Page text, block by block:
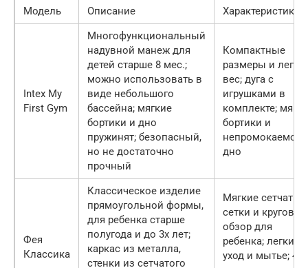
Модель Описание Характеристики
Intex My
First Gym
Многофункциональный
надувной манеж для
детей старше 8 мес.;
можно использовать в
виде небольшого
бассейна; мягкие
бортики и дно
пружинят; безопасный,
но не достаточно
прочный
Компактные
размеры и
вес; дуга с
игрушками в
комплекте;
бортики и
непромокаемое
дно
Фея
Классика
Классическое изделие
прямоугольной формы,
для ребенка старше
полугода и до 3х лет;
каркас из металла,
стенки из сетчатого
Мягкие сетчатые
сетки и круговой
обзор для
ребенка; легкий
уход и мытье; 4